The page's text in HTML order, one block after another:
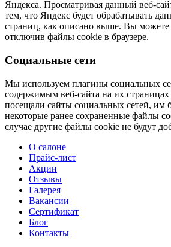
Яндекса. Просматривая данный веб-
тем, что Яндекс будет обрабатывать
страниц, как описано выше. Вы можете
отключив файлы cookie в браузере.
Социальные сети
Мы используем плагины социальных
содержимым веб-сайта на их
посещали сайты социальных сетей, им
некоторые ранее сохраненные файлы
случае другие файлы cookie не будут
О салоне
Прайс-лист
Акции
Отзывы
Галерея
Вакансии
Сертификат
Блог
Контакты